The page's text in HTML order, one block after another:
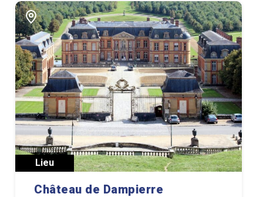
Lieu
Château de Dampierre